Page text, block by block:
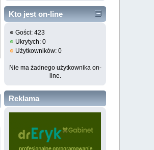
Kto jest on-line
Gości: 423
Ukrytych: 0
Użytkowników: 0
Nie ma żadnego użytkownika on-
line.
Reklama